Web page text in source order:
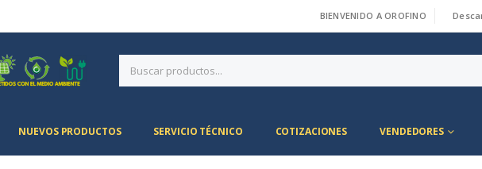
BIENVENIDO A OROFINO
NUEVOS PRODUCTOS SERVICIO TÉCNICO COTIZACIONES VENDEDORES